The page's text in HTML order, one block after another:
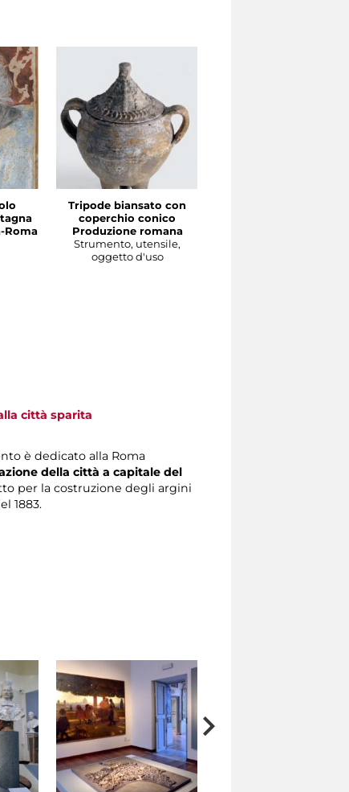
Roma
Tripode biansato con
coperchio conico
Produzione romana
Strumento, utensile,
oggetto d'uso
città sparita
è dedicato alla Roma
della città a capitale del
per la costruzione degli argini
1883.